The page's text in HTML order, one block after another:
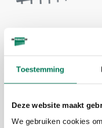
Toestemming
Deze website maakt
We gebruiken cookies
C Styler
De C Styler is
WM